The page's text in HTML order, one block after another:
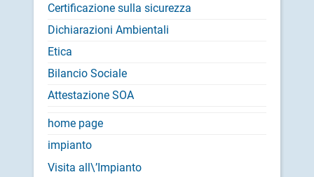
Certificazione sulla sicurezza
Dichiarazioni Ambientali
Etica
Bilancio Sociale
Attestazione SOA
home page
impianto
Visita all\’Impianto